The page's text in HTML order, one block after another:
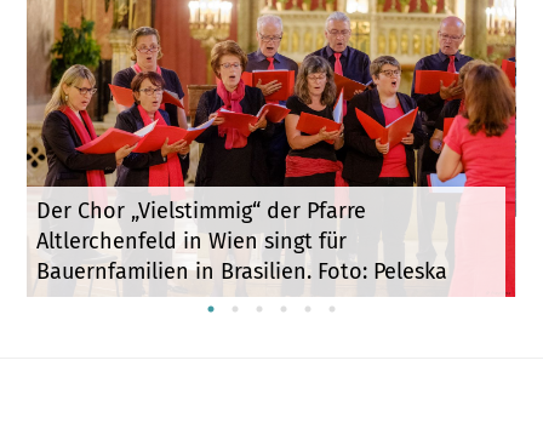
Der Chor „Vielstimmig“ der Pfarre
Altlerchenfeld in Wien singt für
Bauernfamilien in Brasilien. Foto: Peleska